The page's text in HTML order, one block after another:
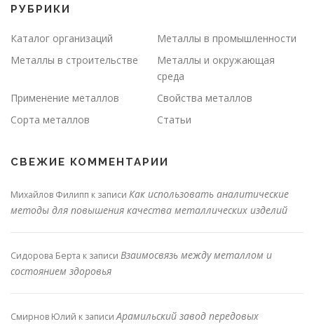
РУБРИКИ
Каталог организаций
Металлы в промышленности
Металлы в строительстве
Металлы и окружающая
среда
Применение металлов
Свойства металлов
Сорта металлов
Статьи
СВЕЖИЕ КОММЕНТАРИИ
Михайлов Филипп к записи Как использовать аналитические
методы для повышения качества металлических изделий
Сидорова Берта к записи Взаимосвязь между металлом и
состоянием здоровья
Смирнов Юлий к записиАрамильский завод передовых